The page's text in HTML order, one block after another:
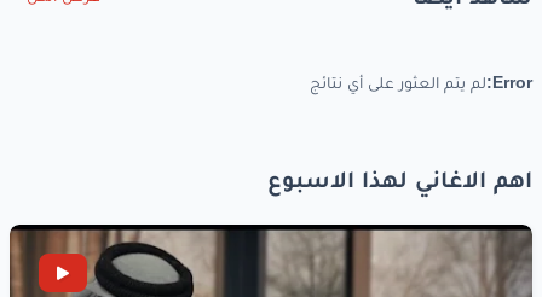
Error: لم يتم العثور على أي نتائج
اهم الاغاني لهذا الاسبوع